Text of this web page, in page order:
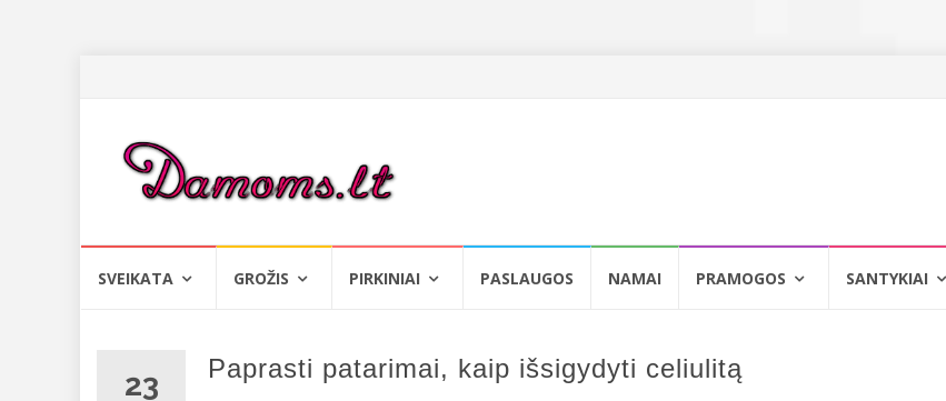
SVEIKATA GROŽIS PIRKINIAI PASLAUGOS NAMAI PRAMOGOS SANTYKIAI
23 Paprasti patarimai, kaip išsigydyti celiulitą